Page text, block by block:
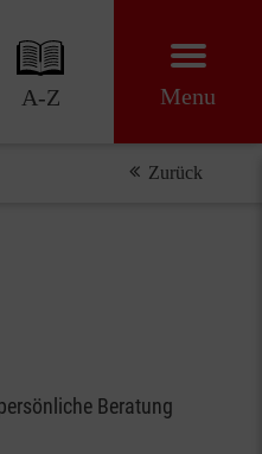
A-Z Menu
Zurück
Beratung